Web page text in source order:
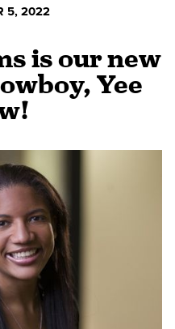
5, 2022
is our new
Yee